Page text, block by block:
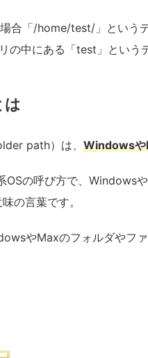
合「/home/test/」という
の中にある「test」という
は
path）は、 Windowsや
OSの呼び方で、Windows
の言葉です。
やMaxのフォルダやフ